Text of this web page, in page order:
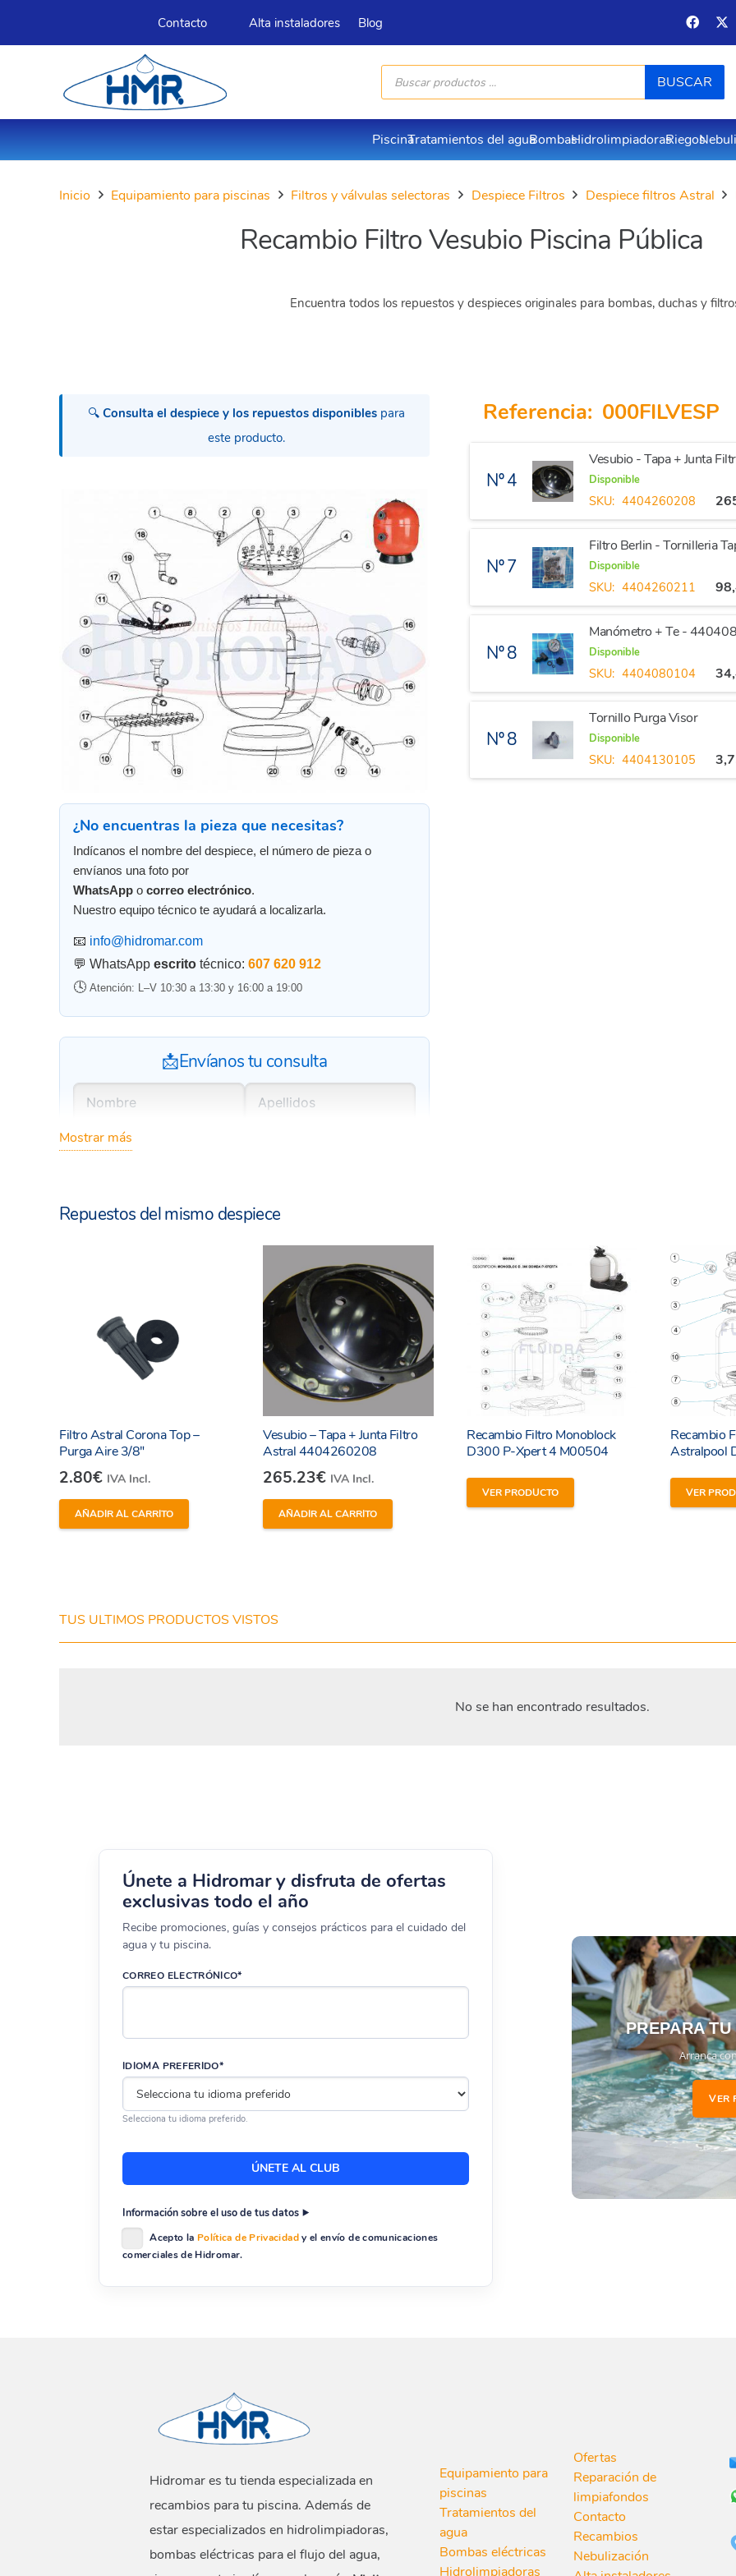
Contacto Alta instaladores Blog
Búsqueda
productos
BUSCAR
PiscinaTratamientos del aguaBombasHidrolimpiadorasRiegos
Inicio Equipamiento para piscinas Filtros y válvulas selectoras Despiece Filtros Despiece filtros Astral
Recambio Filtro Vesubio Piscina Pública
Encuentra todos los repuestos y despieces originales para bombas, duchas y
🔍 Consulta el despiece y los repuestos disponiblespara
este producto.
¿No encuentras la pieza que necesitas?
Indícanos el nombre del despiece, el número de pieza o
envíanos una foto por
WhatsApp o correo electrónico.
Nuestro equipo técnico te ayudará a localizarla.
📧 info@hidromar.com
💬 WhatsApp escrito técnico: 607 620 912
🕓 Atención: L–V 10:30 a 13:30 y 16:00 a 19:00
📩Envíanos tu consulta
He leído y estoy de acuerdo con lostérminos y
Mostrar más
Referencia: 000FILVESP
Nº 4
Vesubio - Tapa + Junta
Disponible
SKU: 4404260208
Nº 7
Filtro Berlin - Tornilleria
Disponible
SKU: 4404260211
Nº 8
Manómetro + Te -
Disponible
SKU: 4404080104
Nº 8
Tornillo Purga Visor
Disponible
SKU: 4404130105
Repuestos del mismo despiece
Filtro Astral Corona Top –
Purga Aire 3/8″
2.80€ IVA Incl.
AÑADIR AL CARRITO
Vesubio – Tapa + Junta Filtro
Astral 4404260208
265.23€ IVA Incl.
AÑADIR AL CARRITO
Recambio Filtro Monoblock
D300 P-Xpert 4 M00504
VER PRODUCTO
Recambio
Astralpool
VER
TUS ULTIMOS PRODUCTOS VISTOS
No se han encontrado resultados.
Únete a Hidromar y disfruta de ofertas
exclusivas todo el año
Recibe promociones, guías y consejos prácticos para el cuidado del
agua y tu piscina.
CORREO ELECTRÓNICO*
IDIOMA PREFERIDO*
Selecciona tu idioma preferido.
Información sobre el uso de tus datos
Acepto la Política de Privacidady el envío de comunicaciones
comerciales de Hidromar.
PREPARA
Arranca
VER
Hidromar es tu tienda especializada en
recambios para tu piscina. Además de
estar especializados en hidrolimpiadoras,
bombas eléctricas para el flujo del agua,
Equipamiento para
piscinas
Tratamientos del
agua
Bombas eléctricas
Hidrolimpiadoras
Ofertas
Reparación de
limpiafondos
Contacto
Recambios
Nebulización